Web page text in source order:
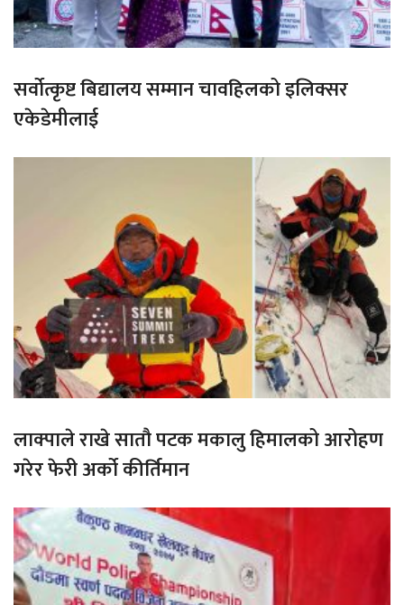
सर्वोत्कृष्ट बिद्यालय सम्मान चावहिलको इलिक्सर
एकेडेमीलाई
लाक्पाले राखे सातौ पटक मकालु हिमालको आरोहण
गरेर फेरी अर्को कीर्तिमान